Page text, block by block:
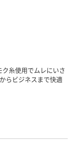
糸使用でムレにいさ
らビジネスまで快適